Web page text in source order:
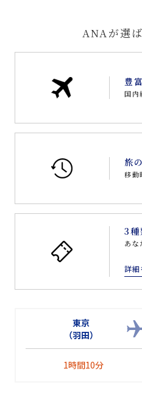
ANAが選
豊
国内
旅
移動
3種
あな
詳細
東京
（羽田）
1時間10分